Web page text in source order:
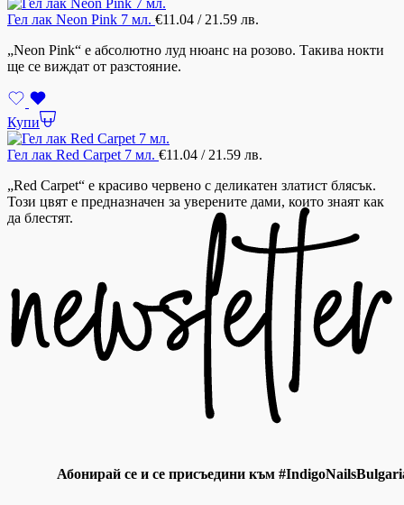
Гел лак Neon Pink 7 мл. €11.04 / 21.59 лв.
„Neon Pink“ е абсолютно луд нюанс на розово. Такива нокти
ще се виждат от разстояние.
Купи
Гел лак Red Carpet 7 мл. €11.04 / 21.59 лв.
„Red Carpet“ е красиво червено с деликатен златист блясък.
Този цвят е предназначен за уверените дами, които знаят как
да блестят.
Абонирай се и се присъедини към